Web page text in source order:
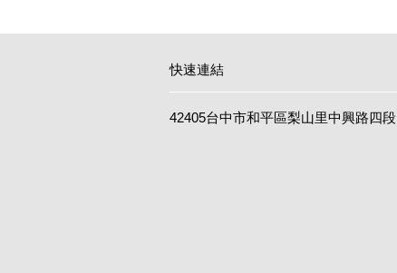
快速連結
42405台中市和平區梨山里中興路四